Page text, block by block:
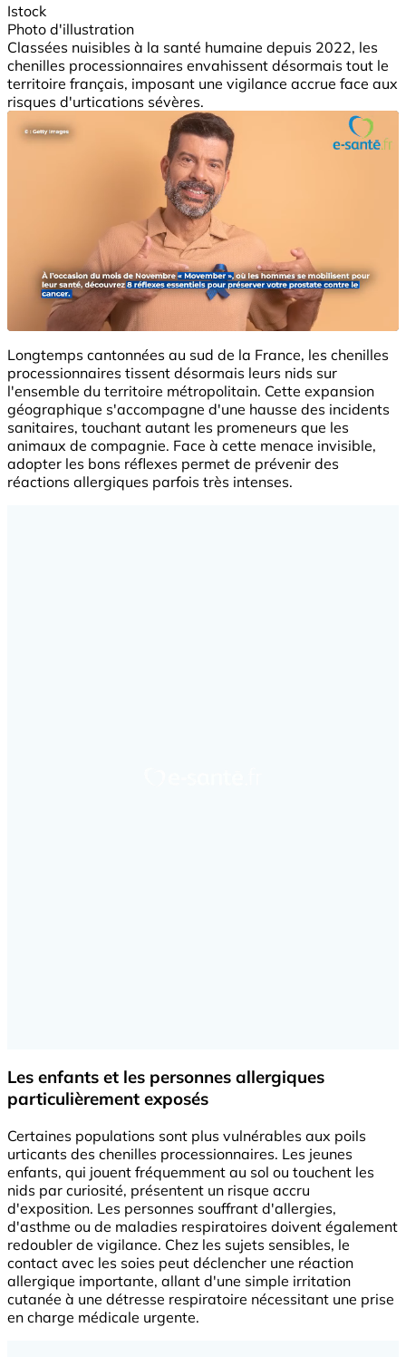
Istock
Photo d'illustration
Classées nuisibles à la santé humaine depuis 2022, les
chenilles processionnaires envahissent désormais tout le
territoire français, imposant une vigilance accrue face aux
risques d'urtications sévères.
Longtemps cantonnées au sud de la France, les chenilles
processionnaires tissent désormais leurs nids sur
l'ensemble du territoire métropolitain. Cette expansion
géographique s'accompagne d'une hausse des incidents
sanitaires, touchant autant les promeneurs que les
animaux de compagnie. Face à cette menace invisible,
adopter les bons réflexes permet de prévenir des
réactions allergiques parfois très intenses.
Les enfants et les personnes allergiques
particulièrement exposés
Certaines populations sont plus vulnérables aux poils
urticants des chenilles processionnaires. Les jeunes
enfants, qui jouent fréquemment au sol ou touchent les
nids par curiosité, présentent un risque accru
d'exposition. Les personnes souffrant d'allergies,
d'asthme ou de maladies respiratoires doivent également
redoubler de vigilance. Chez les sujets sensibles, le
contact avec les soies peut déclencher une réaction
allergique importante, allant d'une simple irritation
cutanée à une détresse respiratoire nécessitant une prise
en charge médicale urgente.